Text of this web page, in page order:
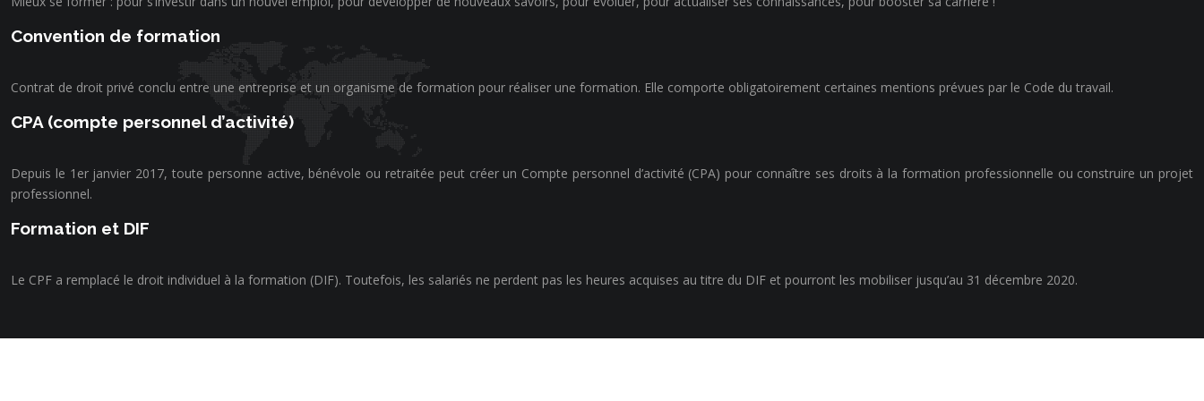
Convention de formation
Contrat de droit privé conclu entre une entreprise et un organisme de formation pour réaliser une formation. Elle comporte obligatoirement certaines mentions prévues par le Code du travail.
CPA (compte personnel d’activité)
Depuis le 1er janvier 2017, toute personne active, bénévole ou retraitée peut créer un Compte personnel d’activité (CPA) pour connaître ses droits à la formation professionnelle ou construire un projet
professionnel.
Formation et DIF
Le CPF a remplacé le droit individuel à la formation (DIF). Toutefois, les salariés ne perdent pas les heures acquises au titre du DIF et pourront les mobiliser jusqu’au 31 décembre 2020.